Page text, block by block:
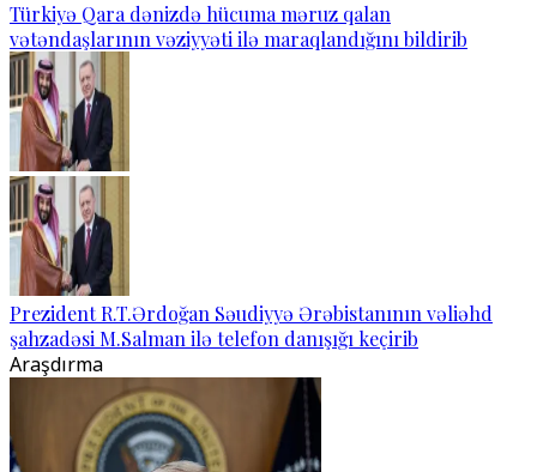
Türkiyə Qara dənizdə hücuma məruz qalan
vətəndaşlarının vəziyyəti ilə maraqlandığını bildirib
Prezident R.T.Ərdoğan Səudiyyə Ərəbistanının vəliəhd
şahzadəsi M.Salman ilə telefon danışığı keçirib
Araşdırma